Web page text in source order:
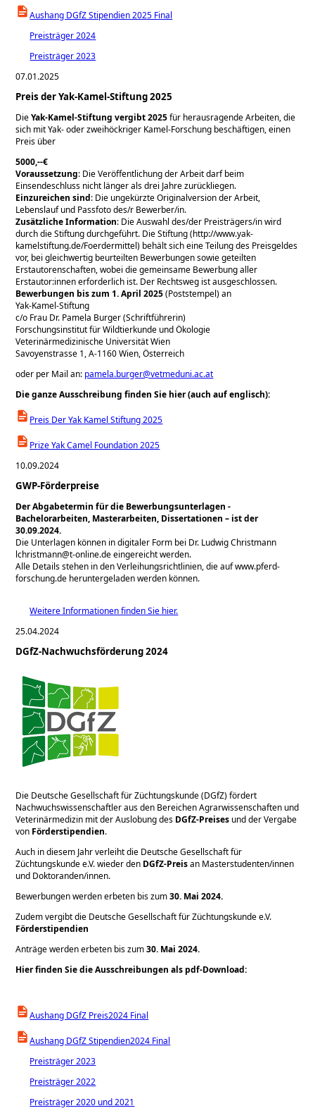
Aushang DGfZ Stipendien 2025 Final
Preisträger 2024
Preisträger 2023
07.01.2025
Preis der Yak-Kamel-Stiftung 2025
DieYak-Kamel-Stiftung vergibt 2025für herausragende Arbeiten, die
sich mit Yak- oder zweihöckriger Kamel-Forschung beschäftigen, einen
Preis über
5000,--€
Voraussetzung: Die Veröffentlichung der Arbeit darf beim
Einsendeschluss nicht länger als drei Jahre zurückliegen.
Einzureichen sind: Die ungekürzte Originalversion der Arbeit,
Lebenslauf und Passfoto des/r Bewerber/in.
Zusätzliche Information: Die Auswahl des/der Preisträgers/in wird
durch die Stiftung durchgeführt. Die Stiftung (http://www.yak-
kamelstiftung.de/Foerdermittel) behält sich eine Teilung des Preisgeldes
vor, bei gleichwertig beurteilten Bewerbungen sowie geteilten
Erstautorenschaften, wobei die gemeinsame Bewerbung aller
Erstautor:innen erforderlich ist. Der Rechtsweg ist ausgeschlossen.
Bewerbungen bis zum 1. April 2025(Poststempel) an
Yak-Kamel-Stiftung
c/o Frau Dr. Pamela Burger (Schriftführerin)
Forschungsinstitut für Wildtierkunde und Ökologie
Veterinärmedizinische Universität Wien
Savoyenstrasse 1, A-1160 Wien, Österreich
oder per Mail an: pamela.burger@vetmeduni.ac.at
Die ganze Ausschreibung finden Sie hier (auch auf englisch):
Preis Der Yak Kamel Stiftung 2025
Prize Yak Camel Foundation 2025
10.09.2024
GWP-Förderpreise
Der Abgabetermin für die Bewerbungsunterlagen -
Bachelorarbeiten, Masterarbeiten, Dissertationen – ist der
30.09.2024.
Die Unterlagen können in digitaler Form bei Dr. Ludwig Christmann
lchristmann@t-online.de eingereicht werden.
Alle Details stehen in den Verleihungsrichtlinien, die auf www.pferd-
forschung.de heruntergeladen werden können.
Weitere Informationen finden Sie hier.
25.04.2024
DGfZ-Nachwuchsförderung 2024
Die Deutsche Gesellschaft für Züchtungskunde (DGfZ) fördert
Nachwuchswissenschaftler aus den Bereichen Agrarwissenschaften und
Veterinärmedizin mit der Auslobung des DGfZ-Preises und der Vergabe
von Förderstipendien.
Auch in diesem Jahr verleiht die Deutsche Gesellschaft für
Züchtungskunde e.V. wieder den DGfZ-Preisan Masterstudenten/innen
und Doktoranden/innen.
Bewerbungen werden erbeten bis zum30. Mai 2024.
Zudem vergibt die Deutsche Gesellschaft für Züchtungskunde e.V.
Förderstipendien
Anträge werden erbeten bis zum30. Mai 2024.
Hier finden Sie die Ausschreibungen als pdf-Download:
Aushang DGfZ Preis2024 Final
Aushang DGfZ Stipendien2024 Final
Preisträger 2023
Preisträger 2022
Preisträger 2020 und 2021